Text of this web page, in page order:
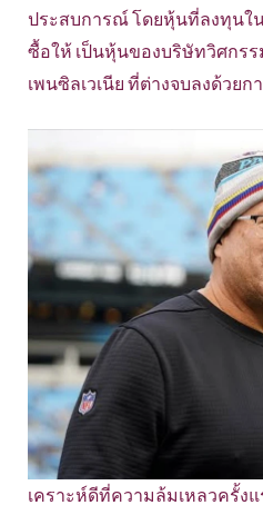
ประสบการณ์ โดยหุ้นที่ลงทุนใ
ซื้อให้ เป็นหุ้นของบริษัทวิศกร
เพนซิลเวเนีย ที่ต่างจบลงด้วย
เคราะห์ดีที่ความล้มเหลวครั้ง